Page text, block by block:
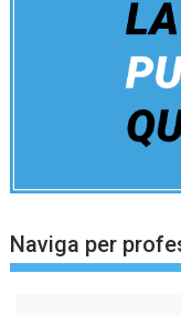
Naviga per